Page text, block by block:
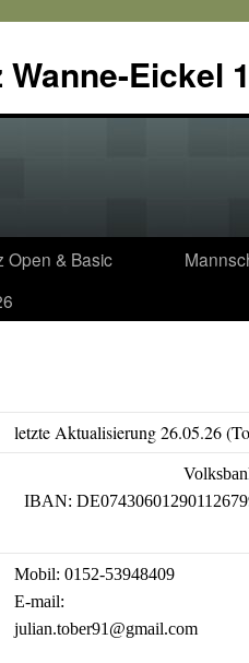
Eickel
Open & Basic
letzte Aktualisierung 26.05.26
IBAN:
Mobil: 0152-53948409
E-mail:
julian.tober91@gmail.com